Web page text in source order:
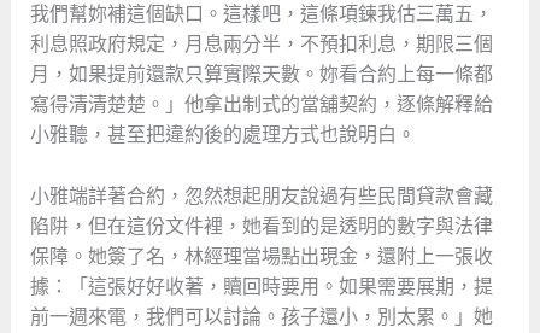
我們幫妳補這個缺口。這樣吧，這條項鍊我估三萬五，
利息照政府規定，月息兩分半，不預扣利息，期限三個
月，如果提前還款只算實際天數。妳看合約上每一條都
寫得清清楚楚。」他拿出制式的當舖契約，逐條解釋給
小雅聽，甚至把違約後的處理方式也說明白。
小雅端詳著合約，忽然想起朋友說過有些民間貸款會藏
陷阱，但在這份文件裡，她看到的是透明的數字與法律
保障。她簽了名，林經理當場點出現金，還附上一張收
據：「這張好好收著，贖回時要用。如果需要展期，提
前一週來電，我們可以討論。孩子還小，別太累。」她